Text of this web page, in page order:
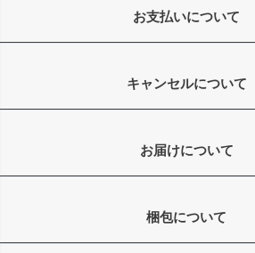
お支払いについて
キャンセルについて
お届けについて
梱包について